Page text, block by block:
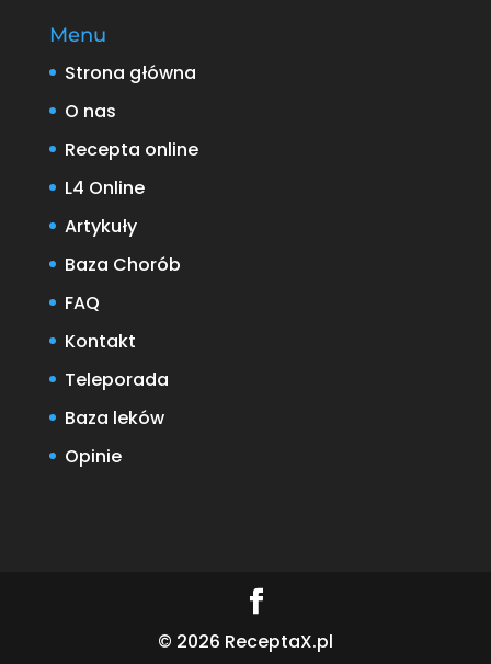
Menu
Strona główna
O nas
Recepta online
L4 Online
Artykuły
Baza Chorób
FAQ
Kontakt
Teleporada
Baza leków
Opinie
© 2026 ReceptaX.pl